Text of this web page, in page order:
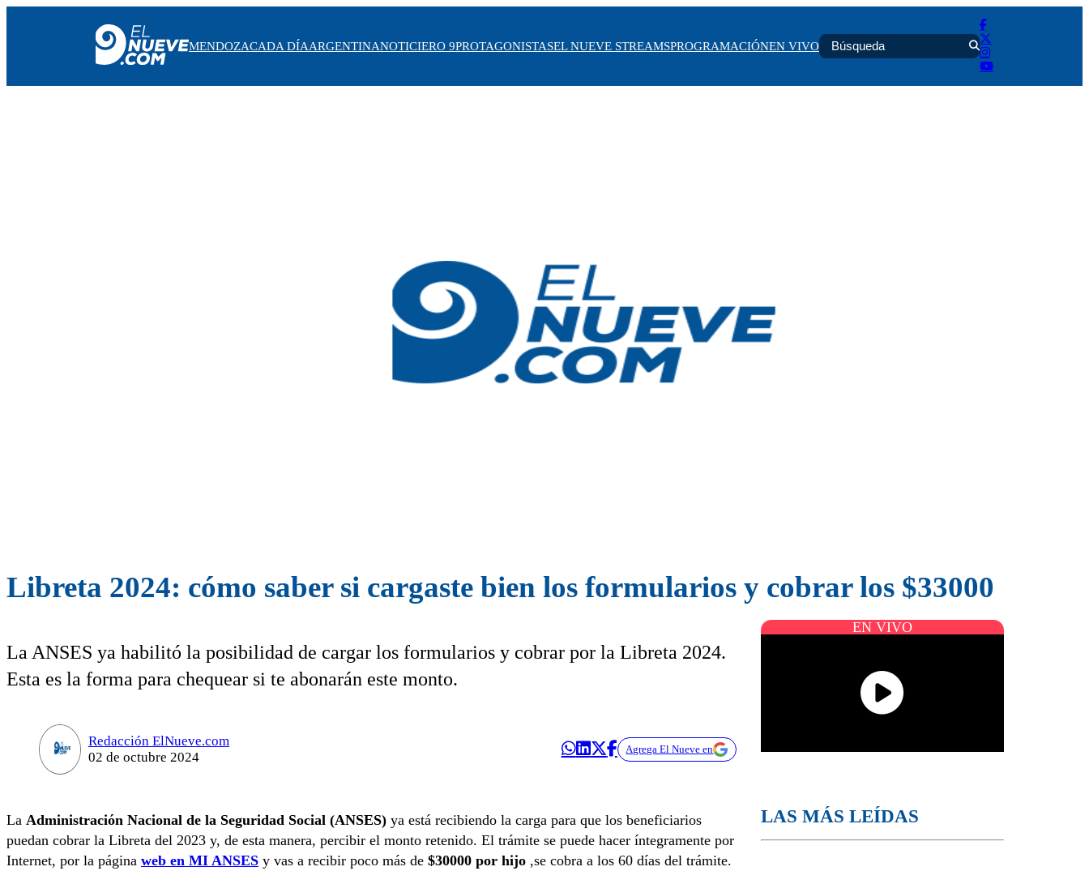
MENDOZACADA DÍAARGENTINANOTICIERO 9PROTAGONISTASEL NUEVE STREAMSPROGRAMACIÓNEN VIVO
Libreta 2024: cómo saber si cargaste bien los formularios y cobrar los $33000
La ANSES ya habilitó la posibilidad de cargar los formularios y cobrar por la Libreta 2024.
Esta es la forma para chequear si te abonarán este monto.
Redacción ElNueve.com
02 de octubre 2024
Agrega El Nueve en
La Administración Nacional de la Seguridad Social (ANSES) ya está recibiendo la carga para que los beneficiarios
puedan cobrar la Libreta del 2023 y, de esta manera, percibir el monto retenido. El trámite se puede hacer íntegramente por
Internet, por la página web en MI ANSES y vas a recibir poco más de $30000 por hijo ,se cobra a los 60 días del trámite.
EN VIVO
LAS MÁS LEÍDAS